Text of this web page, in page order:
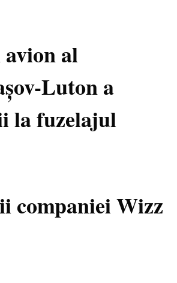
al
Luton a
la fuzelajul
companiei Wizz